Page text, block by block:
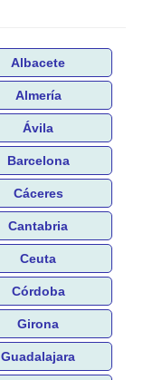
Albacete
Almería
Ávila
Barcelona
Cáceres
Cantabria
Ceuta
Córdoba
Girona
Guadalajara